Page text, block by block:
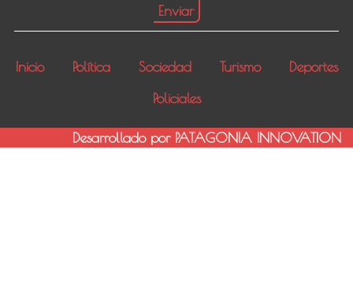
Inicio Política Sociedad Turismo
Deportes
Policiales
Desarrollado por PATAGONIA INNOVATION